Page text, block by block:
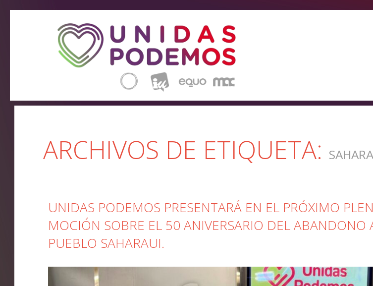
ARCHIVOS DE ETIQUETA:
UNIDAS PODEMOS PRESENTARÁ EN EL PRÓXIMO
MOCIÓN SOBRE EL 50 ANIVERSARIO DEL ABANDONO
PUEBLO SAHARAUI.